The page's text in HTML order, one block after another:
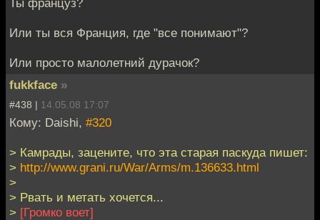
Или ты вся Франция, где "все понимают"?
Или просто малолетний дурачок?
fukkface »
#438 | 14.05.08 17:07
Кому: Daishi, #320
> Камрады, зацените, что эта старая паскуда пишет:
> http://www.grani.ru/War/Arms/m.136633.html
>
> Рвать и метать хочется...
> [Громко воет]